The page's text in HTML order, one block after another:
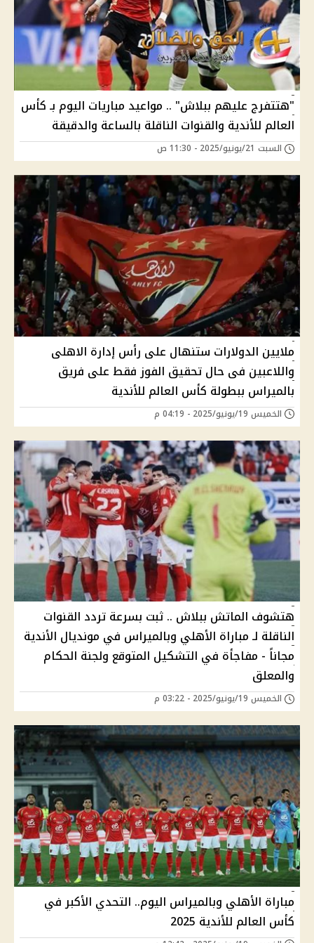
"هتتفرج عليهم ببلاش" .. مواعيد مباريات اليوم بـ كأس
العالم للأندية والقنوات الناقلة بالساعة والدقيقة
السبت 21/يونيو/2025 - 11:30 ص
ملايين الدولارات ستنهال على رأس إدارة الاهلى
واللاعبين فى حال تحقيق الفوز فقط على فريق
بالميراس ببطولة كأس العالم للأندية
الخميس 19/يونيو/2025 - 04:19 م
هتشوف الماتش ببلاش .. ثبت بسرعة تردد القنوات
الناقلة لـ مباراة الأهلي وبالميراس في مونديال الأندية
مجاناً - مفاجأة في التشكيل المتوقع ولجنة الحكام
والمعلق
الخميس 19/يونيو/2025 - 03:22 م
مباراة الأهلي وبالميراس اليوم.. التحدي الأكبر في
كأس العالم للأندية 2025